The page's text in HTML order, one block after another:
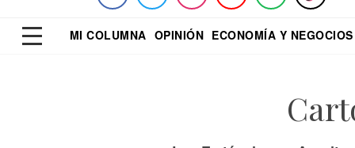
MI COLUMNA OPINIÓN ECONOMÍA Y NEGOCIOS